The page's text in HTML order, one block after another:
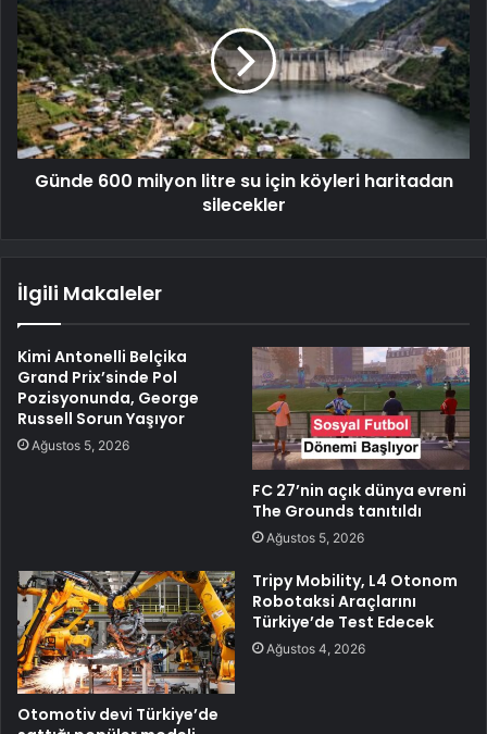
Günde 600 milyon litre su için köyleri haritadan
silecekler
İlgili Makaleler
Kimi Antonelli Belçika
Grand Prix’sinde Pol
Pozisyonunda, George
Russell Sorun Yaşıyor
Ağustos 5, 2026
FC 27’nin açık dünya evreni
The Grounds tanıtıldı
Ağustos 5, 2026
Otomotiv devi Türkiye’de
Tripy Mobility, L4 Otonom
Robotaksi Araçlarını
Türkiye’de Test Edecek
Ağustos 4, 2026